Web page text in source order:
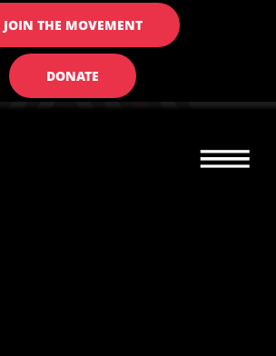
JOIN THE MOVEMENT
DONATE